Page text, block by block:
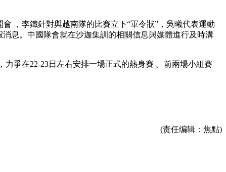
 ，李鐵針對與越南隊的比賽立下“軍令狀”，吳曦代表運動
消息。中國隊會就在沙迦集訓的相關信息與媒體進行及時溝
爭在22-23日左右安排一場正式的熱身賽  。前兩場小組賽 
(责任编辑：焦點)